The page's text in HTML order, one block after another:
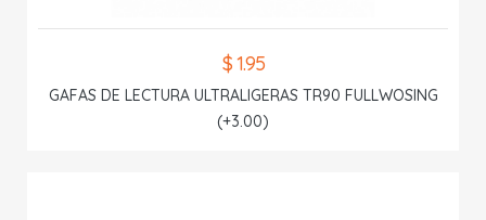
$ 1.95
GAFAS DE LECTURA ULTRALIGERAS TR90 FULLWOSING
(+3.00)